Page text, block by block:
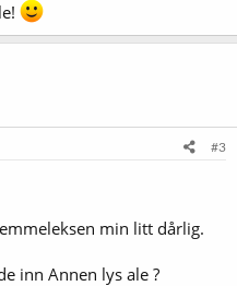
#3
min litt dårlig.
inn Annen lys ale ?